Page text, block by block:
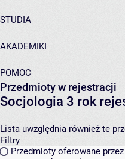
STUDIA
AKADEMIKI
POMOC
Przedmioty w rejestracji
Socjologia 3 rok
Lista uwzględnia również te
Filtry
Przedmioty oferowane